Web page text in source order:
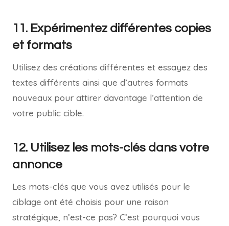
11. Expérimentez différentes copies
et formats
Utilisez des créations différentes et essayez des
textes différents ainsi que d’autres formats
nouveaux pour attirer davantage l’attention de
votre public cible.
12. Utilisez les mots-clés dans votre
annonce
Les mots-clés que vous avez utilisés pour le
ciblage ont été choisis pour une raison
stratégique, n’est-ce pas? C’est pourquoi vous